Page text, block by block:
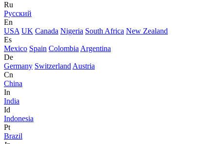
Ru
Русский
En
USA UK Canada Nigeria South Africa New Zealand
Es
Mexico Spain Colombia Argentina
De
Germany Switzerland Austria
Cn
China
In
India
Id
Indonesia
Pt
Brazil